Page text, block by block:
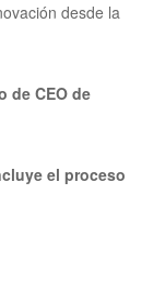
desde la
de CEO de
el proceso